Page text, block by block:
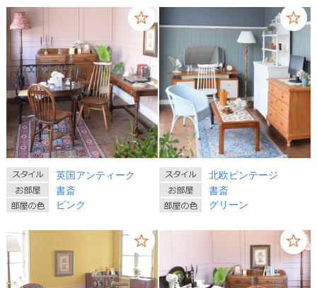
英国アンティーク
書斎
ピンク
北欧ビンテージ
書斎
グリーン